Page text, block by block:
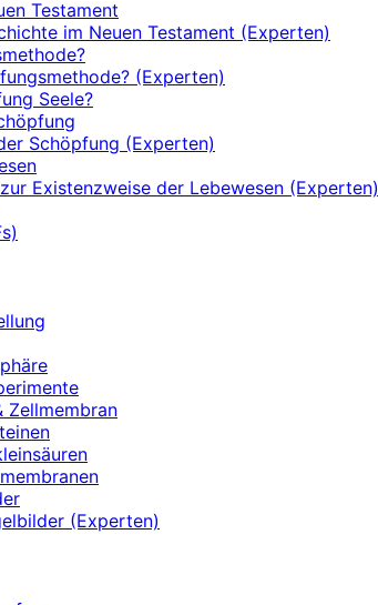
Testament
im Neuen Testament (Experten)
(Experten)
Seele?
Schöpfung (Experten)
Existenzweise der Lebewesen (Experten)
Zellmembran
(Experten)